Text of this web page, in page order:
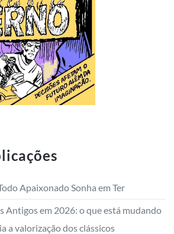
Apaixonado Sonha em Ter
Antigos em 2026: o que está mudando
a valorização dos clássicos